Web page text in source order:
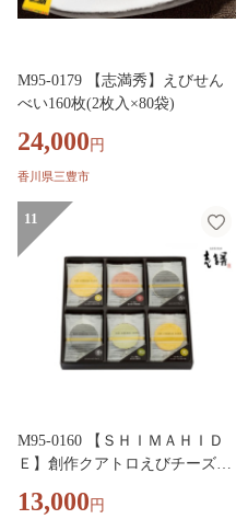
M95-0179 【志満秀】えびせん
べい160枚(2枚入×80袋)
24,000 円
香川県三豊市
11
M95-0160 【ＳＨＩＭＡＨＩＤ
Ｅ】創作クアトロえびチーズ
類）
13,000 円